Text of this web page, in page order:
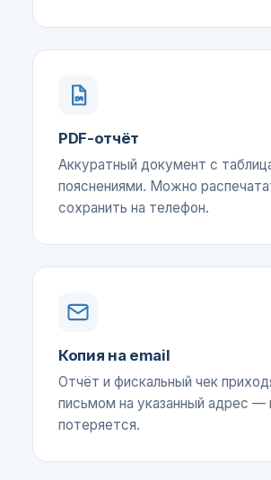
PDF-отчёт
Аккуратный документ с
пояснениями. Можно
сохранить на телефон.
Копия на email
Отчёт и фискальный чек
письмом на указанный адрес —
потеряется.